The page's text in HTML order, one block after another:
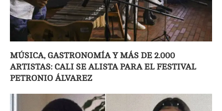
MÚSICA, GASTRONOMÍA Y MÁS DE 2.000
ARTISTAS: CALI SE ALISTA PARA EL FESTIVAL
PETRONIO ÁLVAREZ